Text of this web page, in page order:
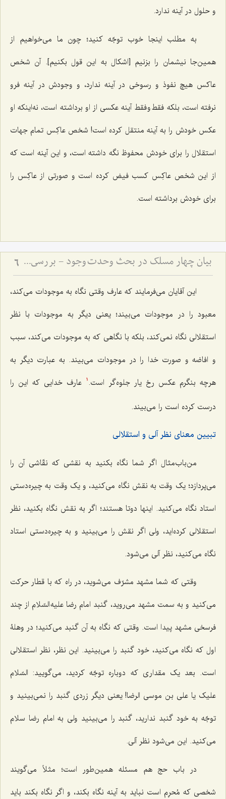
و حلول در آینه ندارد.
به مطلب اینجا خوب توجّه کنید؛ چون ما می‌خواهیم از
همین‌جا نیشمان را بزنیم [اشکال به این قول بکنیم]. آن شخص
عاکس هیچ نفوذ و رسوخی در آینه ندارد، و وجودش در آینه فرو
نرفته است، بلکه فقط و فقط آینه عکسی از او برداشته است، نه‌اینکه او
عکس خودش را به آینه منتقل کرده است! شخص عاکِس تمام جهات
استقلال را برای خودش محفوظ نگه داشته است، و این آینه است که
از این شخص عاکِس کسب فیض کرده است و صورتی از عاکِس را
برای خودش برداشته است.
بیان چهار مسلک در بحث وحدت وجود - بررسی مسلک حق در موضوع وحدت وجود 6
این آقایان می‌فرمایند که عارف وقتی نگاه به موجودات می‌کند،
معبود را در موجودات می‌بیند؛ یعنی دیگر به موجودات با نظر
استقلالی نگاه نمی‌کند، بلکه با نگاهی که به موجودات می‌کند، سبب
و افاضه و صورت خدا را در موجودات می‌بیند. به عبارت دیگر به
هرچه بنگرم عکس رخ یار جلوه‌گر است. 1
عارف خدایی که این را
درست کرده است را می‌بیند.
تبیین معنای نظر آلی و استقلالی
من‌باب‌مثال اگر شما نگاه بکنید به نقشی که نقّاشی آن را
می‌پردازد؛ یک وقت به نقش نگاه می‌کنید، و یک وقت به چیره‌دستی
استاد نگاه می‌کنید. اینها دوتا هستند؛ اگر به نقش نگاه بکنید، نظر
استقلالی کرده‌اید، ولی اگر نقش را می‌بینید و به چیره‌دستی استاد
نگاه می‌کنید، نظر آلی می‌شود.
وقتی که شما مشهد مشرّف می‌شوید، در راه که با قطار حرکت
می‌کنید و به سمت مشهد می‌روید، گنبد امام رضا علیه السّلام از چند
فرسخی مشهد پیدا است. وقتی که نگاه به آن گنبد می‌کنید؛ در وهلۀ
اول که نگاه می‌کنید، خود گنبد را می‌بینید. این نظر، نظر استقلالی
است. بعد یک مقداری که دوباره توجّه کردید، می‌گویید: السّلام
علیک یا علی بن موسی الرضا! یعنی دیگر زردی گنبد را نمی‌بینید و
توجّه به خود گنبد ندارید، گنبد را می‌بینید ولی به امام رضا سلام
می‌کنید. این می‌شود نظر آلی.
در باب حج هم مسئله همین‌طور است؛ مثلاً می‌گویند
شخصی که مُحرِم است نباید به آینه نگاه بکند، و اگر نگاه بکند باید